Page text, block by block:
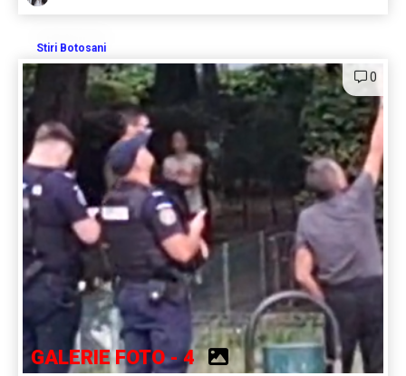
Stiri Botosani
0
GALERIE FOTO - 4